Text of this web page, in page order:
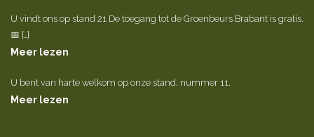
U vindt ons op stand 21 De toegang tot de Groenbeurs Brabant is gratis.
📅 […]
Meer lezen
U bent van harte welkom op onze stand, nummer 11.
Meer lezen